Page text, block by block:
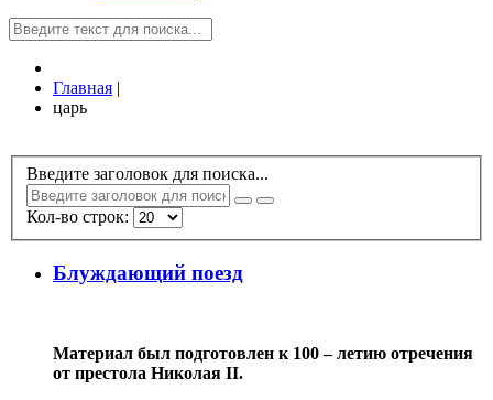
Главная |
царь
Введите заголовок для поиска...
Кол-во строк:
Блуждающий поезд
Материал был подготовлен к 100 – летию отречения
от престола Николая II.